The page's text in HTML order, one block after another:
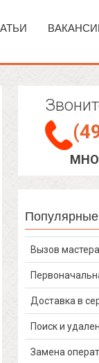
Популярные
Вызов мастера
Доставка в
Поиск и
Замена